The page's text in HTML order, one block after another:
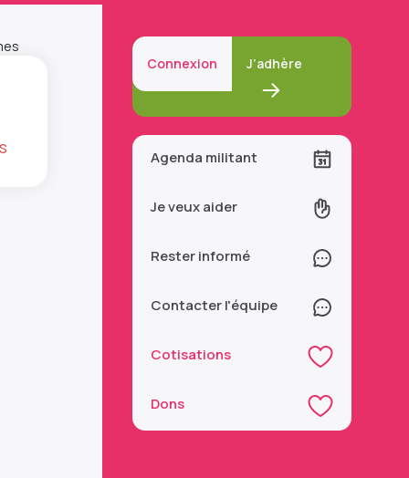
Connexion J’adhère
Agenda militant
Je veux aider
Rester informé
Contacter l'équipe
Cotisations
Dons